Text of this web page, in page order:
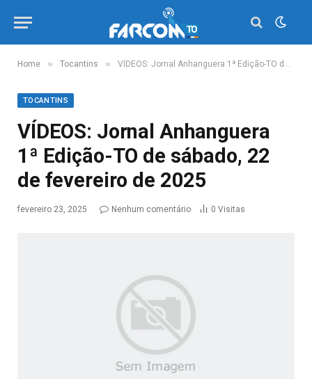
Home » Tocantins » VÍDEOS: Jornal Anhanguera 1ª Edição-TO de sábado, 22 de fevereiro de 2025
TOCANTINS
VÍDEOS: Jornal Anhanguera
1ª Edição-TO de sábado, 22
de fevereiro de 2025
fevereiro 23, 2025 Nenhum comentário 0 Visitas